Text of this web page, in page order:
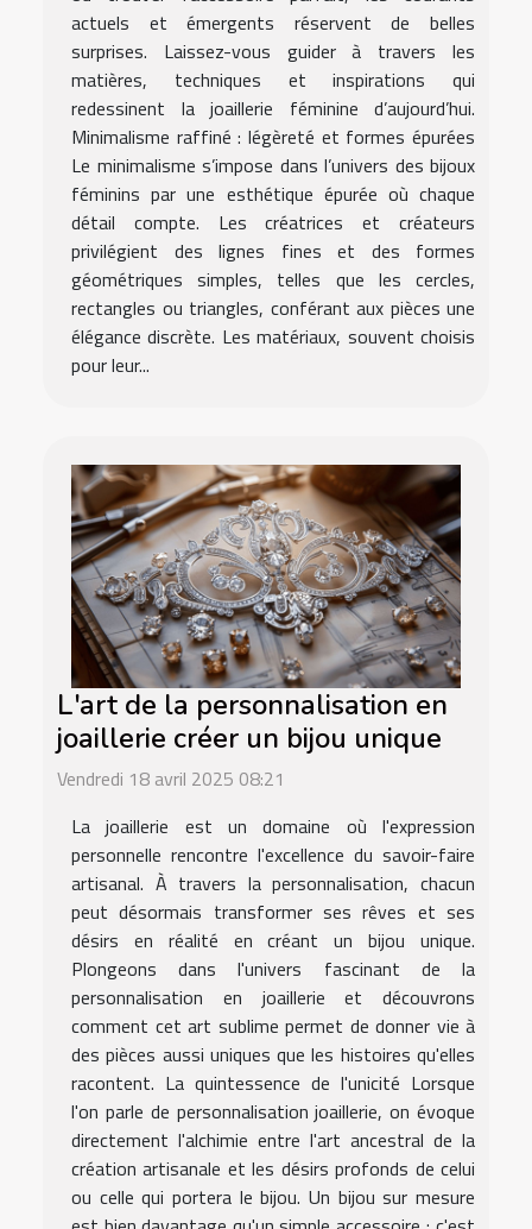
actuels et émergents réservent de belles
surprises. Laissez-vous guider à travers les
matières, techniques et inspirations qui
redessinent la joaillerie féminine d’aujourd’hui.
Minimalisme raffiné : légèreté et formes épurées
Le minimalisme s’impose dans l’univers des bijoux
féminins par une esthétique épurée où chaque
détail compte. Les créatrices et créateurs
privilégient des lignes fines et des formes
géométriques simples, telles que les cercles,
rectangles ou triangles, conférant aux pièces une
élégance discrète. Les matériaux, souvent choisis
pour leur...
L'art de la personnalisation en
joaillerie créer un bijou unique
Vendredi 18 avril 2025 08:21
La joaillerie est un domaine où l'expression
personnelle rencontre l'excellence du savoir-faire
artisanal. À travers la personnalisation, chacun
peut désormais transformer ses rêves et ses
désirs en réalité en créant un bijou unique.
Plongeons dans l'univers fascinant de la
personnalisation en joaillerie et découvrons
comment cet art sublime permet de donner vie à
des pièces aussi uniques que les histoires qu'elles
racontent. La quintessence de l'unicité Lorsque
l'on parle de personnalisation joaillerie, on évoque
directement l'alchimie entre l'art ancestral de la
création artisanale et les désirs profonds de celui
ou celle qui portera le bijou. Un bijou sur mesure